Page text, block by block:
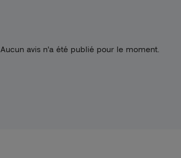
Aucun avis n'a été publié pour le moment.